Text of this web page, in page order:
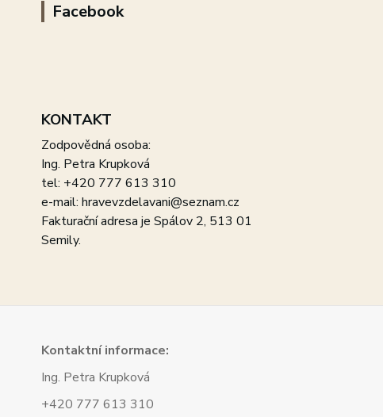
Facebook
KONTAKT
Zodpovědná osoba:
Ing. Petra Krupková
tel: +420 777 613 310
e-mail: hravevzdelavani@seznam.cz
Fakturační adresa je Spálov 2, 513 01
Semily.
Kontaktní informace:
Ing. Petra Krupková
+420 777 613 310